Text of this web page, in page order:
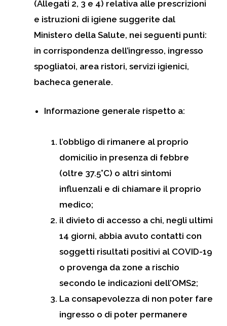
(Allegati 2, 3 e 4) relativa alle prescrizioni
e istruzioni di igiene suggerite dal
Ministero della Salute, nei seguenti punti:
in corrispondenza dell’ingresso, ingresso
spogliatoi, area ristori, servizi igienici,
bacheca generale.
Informazione generale rispetto a:
l’obbligo di rimanere al proprio
domicilio in presenza di febbre
(oltre 37.5°C) o altri sintomi
influenzali e di chiamare il proprio
medico;
il divieto di accesso a chi, negli ultimi
14 giorni, abbia avuto contatti con
soggetti risultati positivi al COVID-19
o provenga da zone a rischio
secondo le indicazioni dell’OMS2;
La consapevolezza di non poter fare
ingresso o di poter permanere